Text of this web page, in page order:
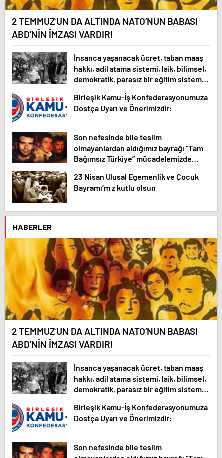
2 TEMMUZ’UN DA ALTINDA NATO’NUN BABASI
ABD’NİN İMZASI VARDIR!
İnsanca yaşanacak ücret, taban maaş
hakkı, adil atama sistemi, laik, bilimsel,
demokratik, parasız bir eğitim sistemi
sürdüreceğiz.
Birleşik Kamu-İş Konfederasyonumuza
Dostça Uyarı ve Önerimizdir:
Son nefesinde bile teslim
olmayanlardan aldığımız bayrağı “Tam
Bağımsız Türkiye” mücadelemizde
23 Nisan Ulusal Egemenlik ve Çocuk
Bayramı’mız kutlu olsun
HABERLER
2 TEMMUZ’UN DA ALTINDA NATO’NUN BABASI
ABD’NİN İMZASI VARDIR!
İnsanca yaşanacak ücret, taban maaş
hakkı, adil atama sistemi, laik, bilimsel,
demokratik, parasız bir eğitim sistemi
sürdüreceğiz.
Birleşik Kamu-İş Konfederasyonumuza
Dostça Uyarı ve Önerimizdir:
Son nefesinde bile teslim